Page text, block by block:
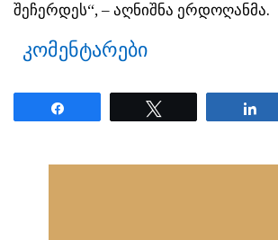
შეჩერდეს“, – აღნიშნა ერდოღანმა.
კომენტარები